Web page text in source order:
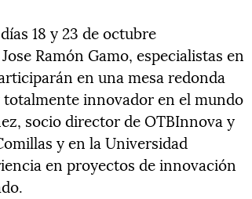
18 y 23 de octubre
Ramón Gamo, especialistas en
en una mesa redonda
innovador en el mundo
socio director de OTBInnova y
y en la Universidad
en proyectos de innovación